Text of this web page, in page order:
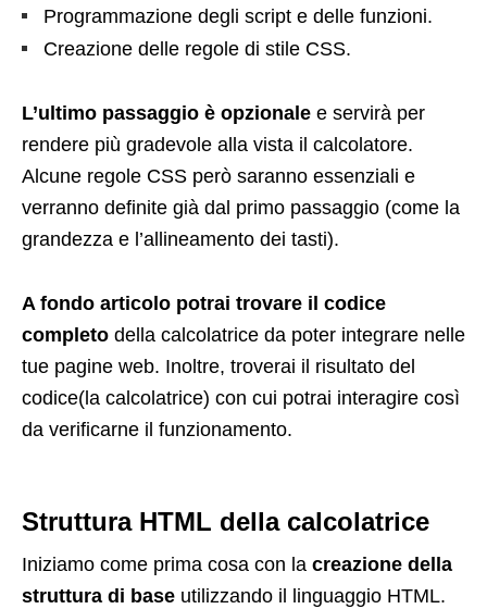
Programmazione degli script e delle funzioni.
Creazione delle regole di stile CSS.
L’ultimo passaggio è opzionale e servirà per
rendere più gradevole alla vista il calcolatore.
Alcune regole CSS però saranno essenziali e
verranno definite già dal primo passaggio (come la
grandezza e l’allineamento dei tasti).
A fondo articolo potrai trovare il codice
completo della calcolatrice da poter integrare nelle
tue pagine web. Inoltre, troverai il risultato del
codice(la calcolatrice) con cui potrai interagire così
da verificarne il funzionamento.
Struttura HTML della calcolatrice
Iniziamo come prima cosa con la creazione della
struttura di base utilizzando il linguaggio HTML.